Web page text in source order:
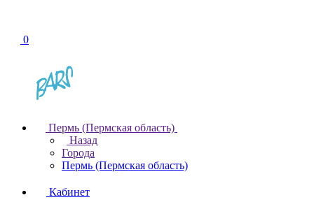
0
Пермь (Пермская область)
Назад
Города
Пермь (Пермская область)
Кабинет